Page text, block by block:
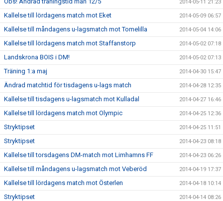
2014-05-11 21:23
Kallelse till lördagens match mot Eket 2014-05-09 06:57
Kallelse till måndagens u-lagsmatch mot Tomelilla 2014-05-04 14:06
Kallelse till lördagens match mot Staffanstorp 2014-05-02 07:18
Landskrona BOIS i DM! 2014-05-02 07:13
Träning 1:a maj 2014-04-30 15:47
Ändrad matchtid för tisdagens u-lags match 2014-04-28 12:35
Kallelse till tisdagens u-lagsmatch mot Kulladal 2014-04-27 16:46
Kallelse till lördagens match mot Olympic 2014-04-25 12:36
Stryktipset 2014-04-25 11:51
Stryktipset 2014-04-23 08:18
Kallelse till torsdagens DM-match mot Limhamns FF 2014-04-23 06:26
Kallelse till måndagens u-lagsmatch mot Veberöd 2014-04-19 17:37
Kallelse till lördagens match mot Österlen 2014-04-18 10:14
Stryktipset 2014-04-14 08:26